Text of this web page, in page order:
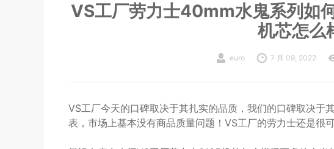
VS工厂劳力士40mm水鬼系列如
机芯怎么
euro 7 月 09, 2022
VS工厂今天的口碑取决于其扎实的品质，我们的口碑取决于
表，市场上基本没有商品质量问题！VS工厂的劳力士还是很可